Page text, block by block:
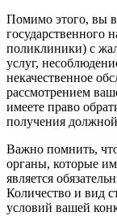
Помимо этого, вы
государственного
поликлиники) с
услуг,
некачественное
рассмотрением
имеете право
получения
Важно помнить,
органы, которые
является
Количество и вид
условий вашей